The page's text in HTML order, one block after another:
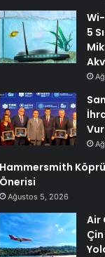
Wi-
5
Hammersmith
Önerisi
Ağustos 5, 2026
Air